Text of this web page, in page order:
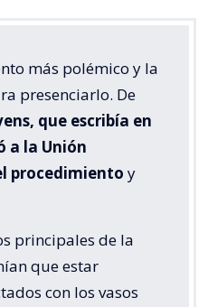
más polémico y la
presenciarlo. De
que escribía en
a la Unión
procedimiento y
principales de la
que estar
con los vasos